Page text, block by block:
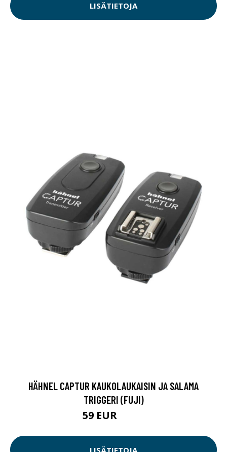
LISÄTIETOJA
HÄHNEL CAPTUR KAUKOLAUKAISIN JA SALAMA
TRIGGERI (FUJI)
59 EUR
LISÄTIETOJA